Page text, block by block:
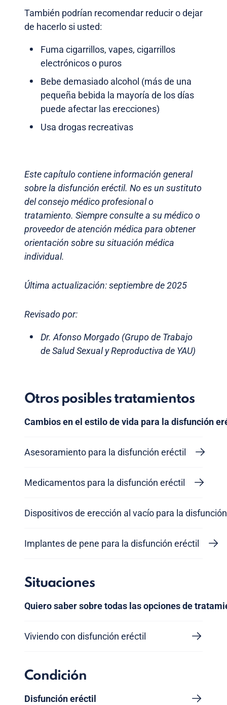
También podrían recomendar reducir o dejar
de hacerlo si usted:
Fuma cigarrillos, vapes, cigarrillos
electrónicos o puros
Bebe demasiado alcohol (más de una
pequeña bebida la mayoría de los días
puede afectar las erecciones)
Usa drogas recreativas
Este capítulo contiene información general
sobre la disfunción eréctil. No es un sustituto
del consejo médico profesional o
tratamiento. Siempre consulte a su médico o
proveedor de atención médica para obtener
orientación sobre su situación médica
individual.
Última actualización: septiembre de 2025
Revisado por:
Dr. Afonso Morgado (Grupo de Trabajo
de Salud Sexual y Reproductiva de YAU)
Otros posibles tratamientos
Cambios en el estilo de vida para la disfunción
Asesoramiento para la disfunción eréctil
Medicamentos para la disfunción eréctil
Dispositivos de erección al vacío para la
Implantes de pene para la disfunción eréctil
Situaciones
Quiero saber sobre todas las opciones de
Viviendo con disfunción eréctil
Condición
Disfunción eréctil